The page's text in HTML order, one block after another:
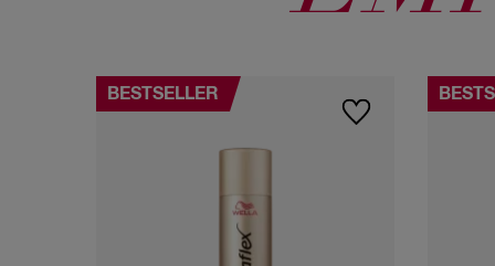
BESTSELLER